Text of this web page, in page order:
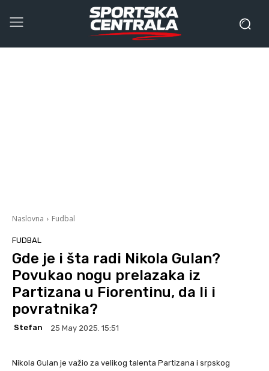
Naslovna Fudbal
FUDBAL
Gde je i šta radi Nikola Gulan?
Povukao nogu prelazaka iz
Partizana u Fiorentinu, da li i
povratnika?
Stefan 25 May 2025. 15:51
Nikola Gulan je važio za velikog talenta Partizana i srpskog